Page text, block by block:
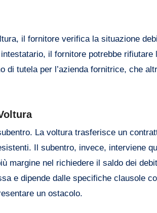
il fornitore verifica la situazione
il fornitore potrebbe
di tutela per l’azienda fornitrice, che
La voltura trasferisce un
Il subentro, invece, interviene
margine nel richiedere il saldo dei
e dipende dalle specifiche clausole
un ostacolo.